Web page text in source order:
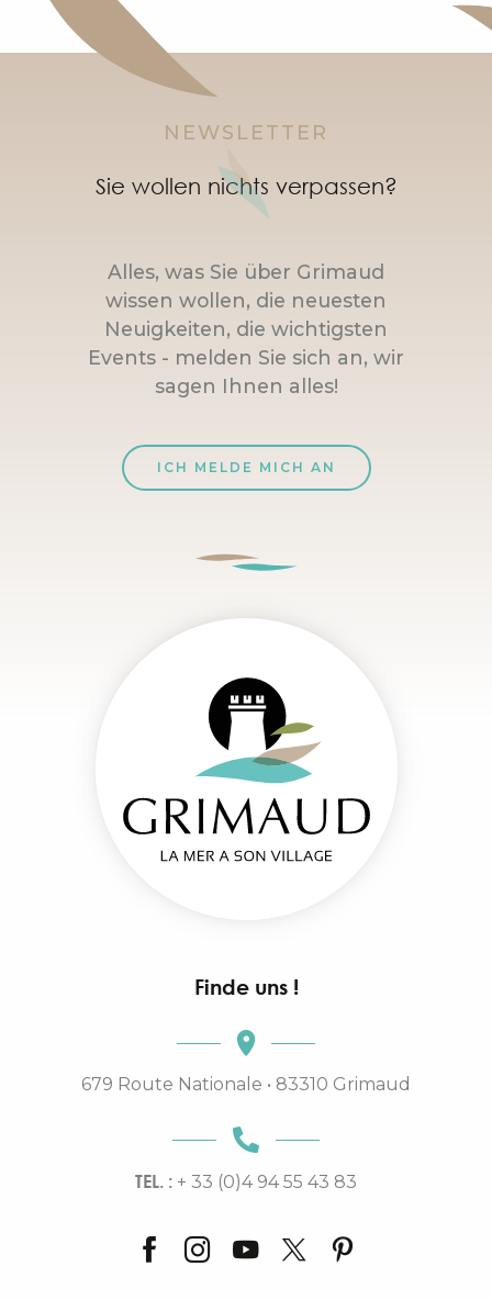
NEWSLETTER
Sie wollen nichts verpassen?
Alles, was Sie über Grimaud
wissen wollen, die neuesten
Neuigkeiten, die wichtigsten
Events - melden Sie sich an, wir
sagen Ihnen alles!
ICH MELDE MICH AN
Finde uns !
679 Route Nationale • 83310 Grimaud
TEL. : + 33 (0)4 94 55 43 83